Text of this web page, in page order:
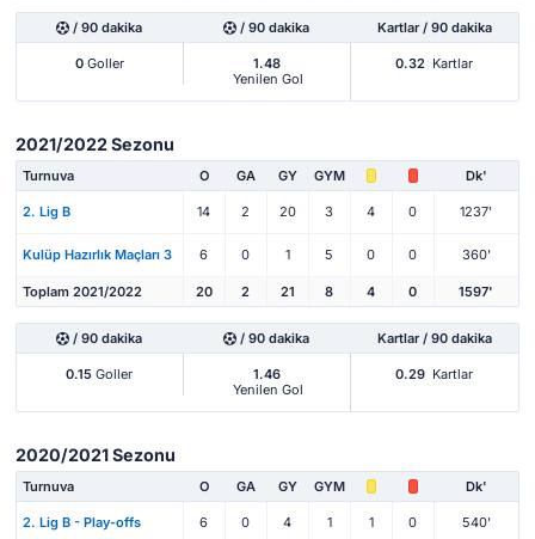
/ 90 dakika / 90 dakika Kartlar / 90 dakika
0Goller
1.48
Yenilen Gol
0.32 Kartlar
2021/2022 Sezonu
Turnuva O GA GY GYM Dk'
2. Lig B 14 2 20 3 4 0 1237'
Kulüp Hazırlık Maçları 3 6 0 1 5 0 0 360'
Toplam 2021/2022 20 2 21 8 4 0 1597'
/ 90 dakika / 90 dakika Kartlar / 90 dakika
0.15 Goller
1.46
Yenilen Gol
0.29 Kartlar
2020/2021 Sezonu
Turnuva O GA GY GYM Dk'
2. Lig B - Play-offs 6 0 4 1 1 0 540'